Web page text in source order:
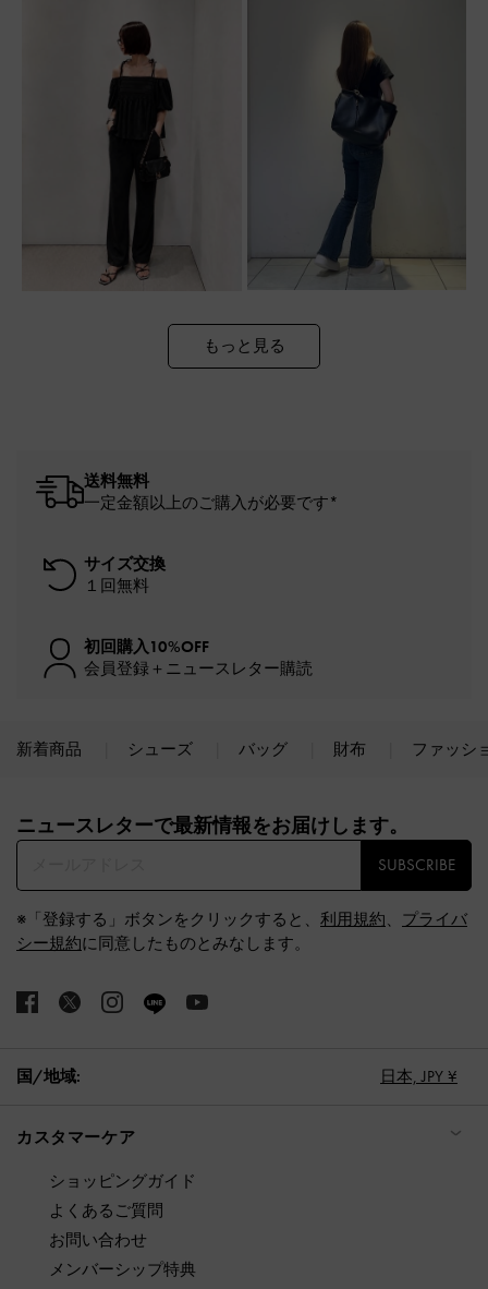
もっと見る
送料無料
一定金額以上のご購入が必要です*
サイズ交換
１回無料
初回購入10%OFF
会員登録＋ニュースレター購読
新着商品 シューズ バッグ 財布 ファッシ
ニュースレターで最新情報をお届けします。​
SUBSCRIBE
※「登録する」ボタンをクリックすると、 利用規約、 プライバ
シー規約に同意したものとみなします。
国/地域: 日本, JPY ¥
カスタマーケア
ショッピングガイド
よくあるご質問
お問い合わせ
メンバーシップ特典